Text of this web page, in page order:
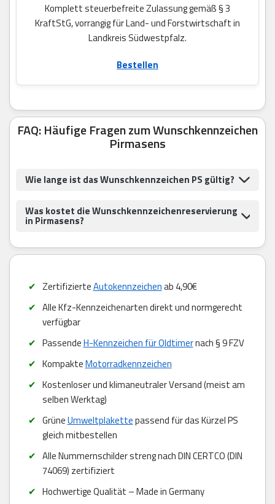
Komplett steuerbefreite Zulassung gemäß § 3
KraftStG, vorrangig für Land- und Forstwirtschaft in
Landkreis Südwestpfalz.
Bestellen
FAQ: Häufige Fragen zum Wunschkennzeichen
Pirmasens
Wie lange ist das Wunschkennzeichen PS gültig?
Was kostet die Wunschkennzeichenreservierung
in Pirmasens?
ZertifizierteAutokennzeichenab 4,90€
Alle Kfz-Kennzeichenarten direkt und normgerecht
verfügbar
PassendeH-Kennzeichen für Oldtimernach § 9 FZV
KompakteMotorradkennzeichen
Kostenloser und klimaneutraler Versand (meist am
selben Werktag)
GrüneUmweltplakettepassend für das Kürzel PS
gleich mitbestellen
Alle Nummernschilder streng nach DIN CERTCO (DIN
74069) zertifiziert
Hochwertige Qualität – Made in Germany